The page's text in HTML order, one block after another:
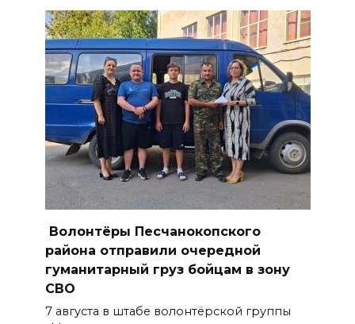
спасают доходный дом
Рувинского от запустения
08 августа 2026 14:04
В Волгодонске мужчина
поджег газ в квартире
бывшей жены, эвакуированы
7 человек
08 августа 2026 13:19
Юрий Слюсарь поздравил
жителей Ростовской области
с Днем физкультурника
Волонтёры Песчанокопского
района отправили очередной
гуманитарный груз бойцам в зону
СВО
7 августа в штабе волонтёрской группы